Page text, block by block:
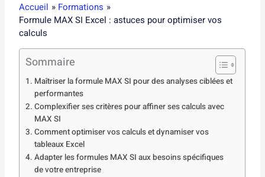
Accueil
Formations
Formule MAX SI Excel : astuces pour optimiser vos
calculs
Sommaire
Maîtriser la formule MAX SI pour des analyses ciblées et
performantes
Complexifier ses critères pour affiner ses calculs avec
MAX SI
Comment optimiser vos calculs et dynamiser vos
tableaux Excel
Adapter les formules MAX SI aux besoins spécifiques
de votre entreprise